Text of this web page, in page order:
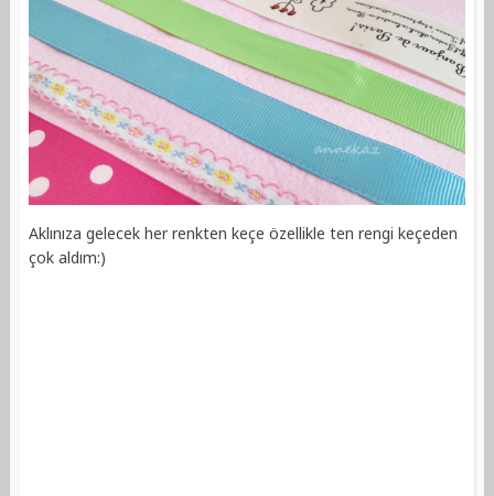
Aklınıza gelecek her renkten keçe özellikle ten rengi keçeden
çok aldım:)